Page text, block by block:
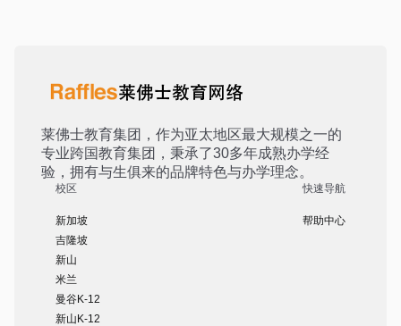
莱佛士教育集团，作为亚太地区最大规模之一的
专业跨国教育集团，秉承了30多年成熟办学经
验，拥有与生俱来的品牌特色与办学理念。
校区
新加坡
吉隆坡
新山
米兰
曼谷K-12
新山K-12
快速导航
帮助中心